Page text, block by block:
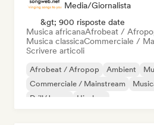
Media/Giornalista
&gt; 900 risposte date
Musica africanaAfrobeat /
Musica classicaCommerciale /
Scrivere articoli
Afrobeat / Afropop Ambient
Commerciale / Mainstream
Drill/Jersey
Hip-hop